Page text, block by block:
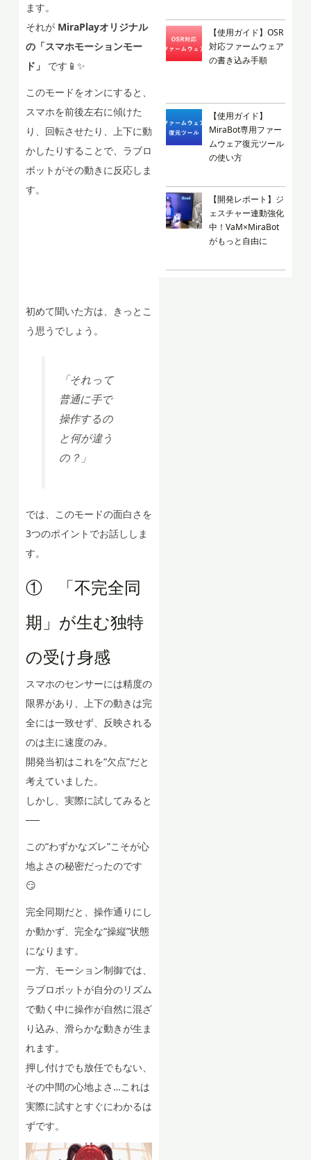
ます。
それが MiraPlayオリジナル
の「スマホモーションモー
ド」
です📱✨
このモードをオンにすると、
スマホを前後左右に傾けた
り、回転させたり、上下に動
かしたりすることで、ラブロ
ボットがその動きに反応しま
す。
初めて聞いた方は、きっとこ
う思うでしょう。
「それって
普通に手で
操作するの
と何が違う
の？」
では、このモードの面白さを
3つのポイントでお話ししま
す。
① 「不完全同
期」が生む独特
の受け身感
スマホのセンサーには精度の
限界があり、上下の動きは完
全には一致せず、反映される
のは主に速度のみ。
開発当初はこれを“欠点”だと
考えていました。
しかし、実際に試してみると
──
この“わずかなズレ”こそが心
地よさの秘密だったのです
😏
完全同期だと、操作通りにし
か動かず、完全な“操縦”状態
になります。
一方、モーション制御では、
ラブロボットが自分のリズム
で動く中に操作が自然に混ざ
り込み、滑らかな動きが生ま
れます。
押し付けでも放任でもない、
その中間の心地よさ…これは
実際に試すとすぐにわかるは
ずです。
【使用ガイド】OSR
対応ファームウェア
の書き込み手順
【使用ガイド】
MiraBot専用ファー
ムウェア復元ツール
の使い方
【開発レポート】ジ
ェスチャー連動強化
中！VaM×MiraBot
がもっと自由に